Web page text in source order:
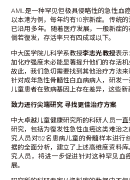
AML是一种罕见但极具侵略性的急性血
以本港为例，每年约有10宗新症。传统的
已沿用多年。随着医疗发展，一般新症
倘若復发，存活率只有四成或以下。
中大医学院儿科学系教授李志光教授表示
加化疗强度未必能显著提升他们的存活机
故此，我们急切需要找到其他治疗方法
针对成年急性骨髓性白血病病人，研发
儿童患者在致病基因上存在差异，这些新
致力进行尖端研究 寻找更佳治疗方案
中大卓越儿童健康研究所的科研人员一
研究，包括为復发性急性血癌这类难治
究人员对52名患病儿童的骨髓样本进行
据的全面分析，建立了上述高维度资料
究人员，将进一步促进针对这种罕见血
展。